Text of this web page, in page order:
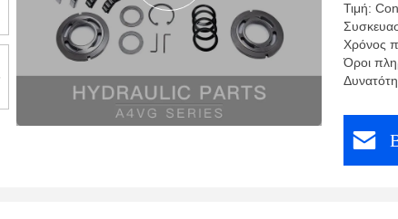
Τιμή:
Χρόνος
Όροι